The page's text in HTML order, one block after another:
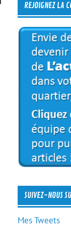
REJOIGNEZ LA
SUIVEZ-NOUS
Mes Tweets